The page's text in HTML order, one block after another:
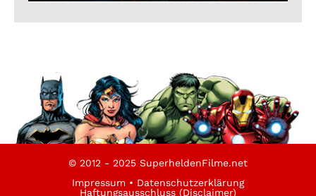
© 2012 - 2025 SuperheldenFilme.net
Impressum • Datenschutzerklärung
Haftungsausschluss (Disclaimer)